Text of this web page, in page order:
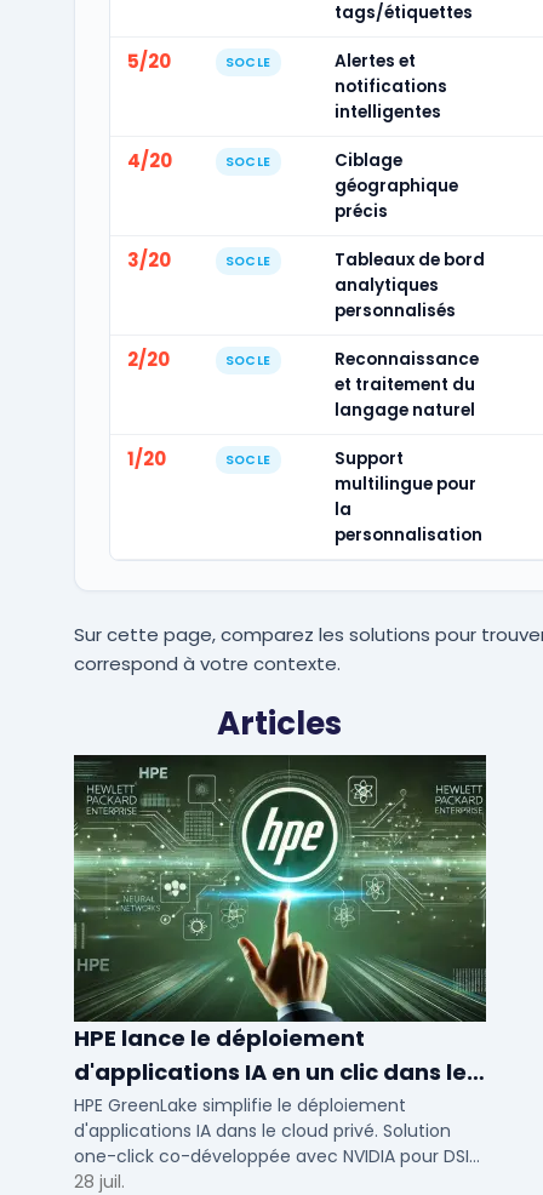
tags/étiquettes
5/20 SOCLE
Alertes et
notifications
intelligentes
4/20 SOCLE
Ciblage
géographique
précis
3/20 SOCLE
Tableaux de bord
analytiques
personnalisés
2/20 SOCLE
Reconnaissance
et traitement du
langage naturel
1/20 SOCLE
Support
multilingue pour
la
personnalisation
Sur cette page, comparez les solutions pour
correspond à votre contexte.
Articles
HPE lance le déploiement
d'applications IA en un clic dans le
cloud privé
HPE GreenLake simplifie le déploiement
d'applications IA dans le cloud privé. Solution
one-click co-développée avec NVIDIA pour DSI
de PME et ETI : performance et conformité.
28 juil.